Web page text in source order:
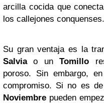
arcilla cocida que
los callejones conquenses.
Su gran ventaja es la
Salviao unTomillo
poroso. Sin embargo, en
compromiso. Si no es
Noviembre pueden